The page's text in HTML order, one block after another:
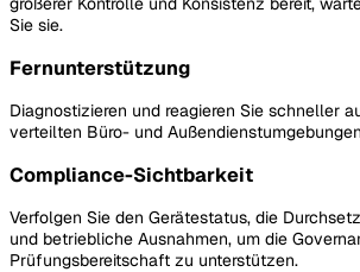
Sie sie.
Fernunterstützung
Diagnostizieren und reagieren Sie schneller
verteilten Büro- und
Compliance-Sichtbarkeit
Verfolgen Sie den Gerätestatus, die
und betriebliche Ausnahmen, um die
Prüfungsbereitschaft zu unterstützen.